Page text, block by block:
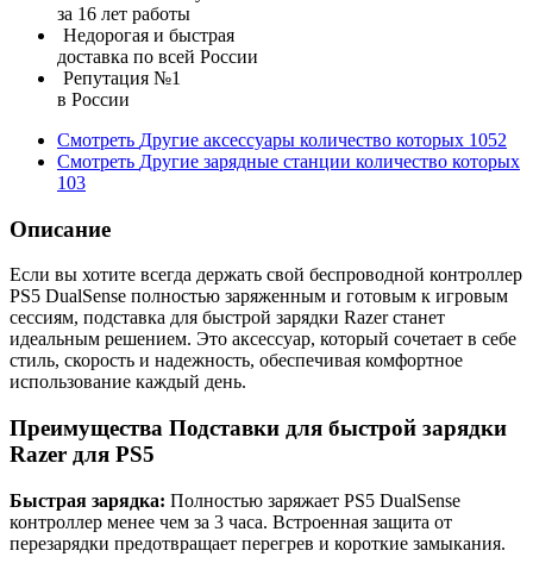
за 16 лет работы
Недорогая и быстрая
доставка по всей России
Репутация №1
в России
Смотреть Другие аксессуары количество которых 1052
Смотреть Другие зарядные станции количество которых
103
Описание
Если вы хотите всегда держать свой беспроводной контроллер
PS5 DualSense полностью заряженным и готовым к игровым
сессиям, подставка для быстрой зарядки Razer станет
идеальным решением. Это аксессуар, который сочетает в себе
стиль, скорость и надежность, обеспечивая комфортное
использование каждый день.
Преимущества Подставки для быстрой зарядки
Razer для PS5
Быстрая зарядка: Полностью заряжает PS5 DualSense
контроллер менее чем за 3 часа. Встроенная защита от
перезарядки предотвращает перегрев и короткие замыкания.